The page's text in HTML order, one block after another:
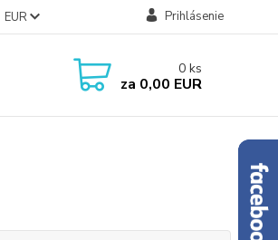
EUR Prihlásenie
0 ks
za 0,00 EUR